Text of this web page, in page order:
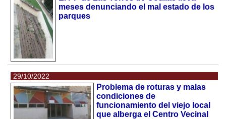
meses denunciando el mal estado de los
parques
29/10/2022
Problema de roturas y malas
condiciones de
funcionamiento del viejo local
que alberga el Centro Vecinal